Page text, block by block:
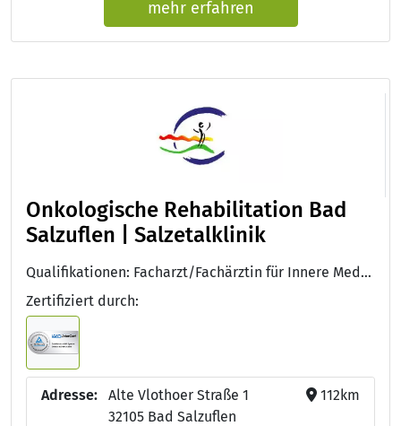
mehr erfahren
Onkologische Rehabilitation Bad
Salzuflen | Salzetalklinik
Qualifikationen: Facharzt/Fachärztin für Innere Medizin und Hämatologie und Onkologie, DEGEMED, LGA InterCert ISO 9001:2015, LGA InterCert ISO 9001:2015
Zertifiziert durch:
Adresse:
Alte Vlothoer Straße 1
32105 Bad Salzuflen
112km